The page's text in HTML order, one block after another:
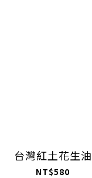
台灣紅土花生油
NT$580